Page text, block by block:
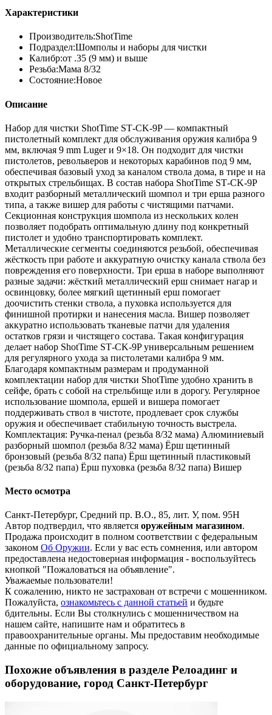
Характеристики
Производитель:ShotTime
Подраздел:Шомполы и наборы для чистки
Калибр:от .35 (9 мм) и выше
Резьба:Мама 8/32
Состояние:Новое
Описание
Набор для чистки ShotTime ST‑CK‑9P — компактный
пистолетный комплект для обслуживания оружия калибра 9
мм, включая 9 mm Luger и 9×18. Он подходит для чистки
пистолетов, револьверов и некоторых карабинов под 9 мм,
обеспечивая базовый уход за каналом ствола дома, в тире и на
открытых стрельбищах. В состав набора ShotTime ST‑CK‑9P
входит разборный металлический шомпол и три ерша разного
типа, а также вишер для работы с чистящими патчами.
Секционная конструкция шомпола из нескольких колен
позволяет подобрать оптимальную длину под конкретный
пистолет и удобно транспортировать комплект.
Металлические сегменты соединяются резьбой, обеспечивая
жёсткость при работе и аккуратную очистку канала ствола без
повреждения его поверхности. Три ерша в наборе выполняют
разные задачи: жёсткий металлический ерш снимает нагар и
освинцовку, более мягкий щетинный ерш помогает
доочистить стенки ствола, а пуховка используется для
финишной протирки и нанесения масла. Вишер позволяет
аккуратно использовать тканевые патчи для удаления
остатков грязи и чистящего состава. Такая конфигурация
делает набор ShotTime ST‑CK‑9P универсальным решением
для регулярного ухода за пистолетами калибра 9 мм.
Благодаря компактным размерам и продуманной
комплектации набор для чистки ShotTime удобно хранить в
сейфе, брать с собой на стрельбище или в дорогу. Регулярное
использование шомпола, ершей и вишера помогает
поддерживать ствол в чистоте, продлевает срок службы
оружия и обеспечивает стабильную точность выстрела.
Комплектация: Ручка-пенал (резьба 8/32 мама) Алюминиевый
разборный шомпол (резьба 8/32 мама) Ёрш щетинный
бронзовый (резьба 8/32 папа) Ёрш щетинный пластиковый
(резьба 8/32 папа) Ёрш пуховка (резьба 8/32 папа) Вишер
Место осмотра
Санкт-Петербург, Средний пр. В.О., 85, лит. У, пом. 95Н
Автор подтвердил, что является оружейным магазином.
Продажа происходит в полном соответствии с федеральным
законом Об Оружии. Если у вас есть сомнения, или автором
предоставлена недостоверная информация - воспользуйтесь
кнопкой "Пожаловаться на объявление".
Уважаемые пользователи!
К сожалению, никто не застрахован от встречи с мошенником.
Пожалуйста, ознакомьтесь с данной статьей и будьте
бдительны. Если Вы столкнулись с мошенничеством на
нашем сайте, напишите нам и обратитесь в
правоохранительные органы. Мы предоставим необходимые
данные по официальному запросу.
Похожие объявления в разделе Релоадинг и
оборудование, город Санкт-Петербург